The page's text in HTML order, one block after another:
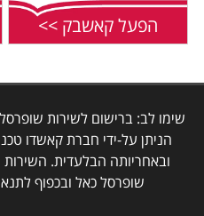
הפעל קאשבק >>
שימו לב: ברישום לשירות
הניתן על-ידי חברת קאשדו
ובאחריותה הבלעדית.
שופרסל כאל ובכפוף